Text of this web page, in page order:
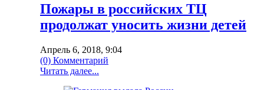
Пожары в российских ТЦ
продолжат уносить жизни детей
Апрель 6, 2018, 9:04
(0) Комментарий
Читать далее...